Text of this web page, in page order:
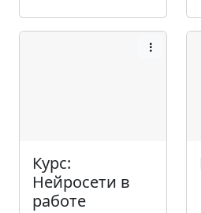
Курс:
Нейросети в
работе